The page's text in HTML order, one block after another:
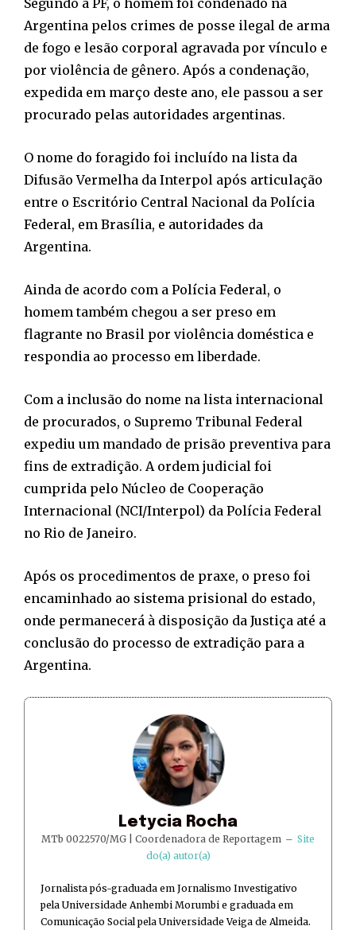
Segundo a PF, o homem foi condenado na
Argentina pelos crimes de posse ilegal de arma
de fogo e lesão corporal agravada por vínculo e
por violência de gênero. Após a condenação,
expedida em março deste ano, ele passou a ser
procurado pelas autoridades argentinas.
O nome do foragido foi incluído na lista da
Difusão Vermelha da Interpol após articulação
entre o Escritório Central Nacional da Polícia
Federal, em Brasília, e autoridades da
Argentina.
Ainda de acordo com a Polícia Federal, o
homem também chegou a ser preso em
flagrante no Brasil por violência doméstica e
respondia ao processo em liberdade.
Com a inclusão do nome na lista internacional
de procurados, o Supremo Tribunal Federal
expediu um mandado de prisão preventiva para
fins de extradição. A ordem judicial foi
cumprida pelo Núcleo de Cooperação
Internacional (NCI/Interpol) da Polícia Federal
no Rio de Janeiro.
Após os procedimentos de praxe, o preso foi
encaminhado ao sistema prisional do estado,
onde permanecerá à disposição da Justiça até a
conclusão do processo de extradição para a
Argentina.
Letycia Rocha
MTb 0022570/MG | Coordenadora de Reportagem – Site
do(a) autor(a)
Jornalista pós-graduada em Jornalismo Investigativo
pela Universidade Anhembi Morumbi e graduada em
Comunicação Social pela Universidade Veiga de Almeida.